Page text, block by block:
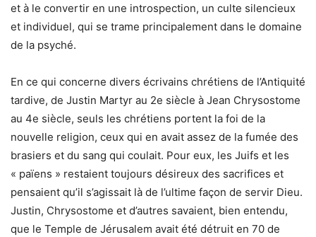
et à le convertir en une introspection, un culte silencieux
et individuel, qui se trame principalement dans le domaine
de la psyché.
En ce qui concerne divers écrivains chrétiens de l’Antiquité
tardive, de Justin Martyr au 2e siècle à Jean Chrysostome
au 4e siècle, seuls les chrétiens portent la foi de la
nouvelle religion, ceux qui en avait assez de la fumée des
brasiers et du sang qui coulait. Pour eux, les Juifs et les
« païens » restaient toujours désireux des sacrifices et
pensaient qu’il s’agissait là de l’ultime façon de servir Dieu.
Justin, Chrysostome et d’autres savaient, bien entendu,
que le Temple de Jérusalem avait été détruit en 70 de